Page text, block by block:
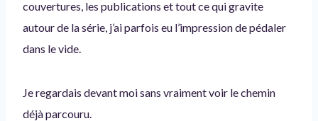
couvertures, les publications et tout ce qui gravite
autour de la série, j’ai parfois eu l’impression de pédaler
dans le vide.
Je regardais devant moi sans vraiment voir le chemin
déjà parcouru.